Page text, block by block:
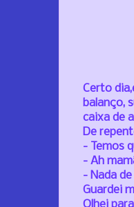
Certo
balanço,
caixa de
De
- Temos
- Ah
- Nada
Guardei
Olhei